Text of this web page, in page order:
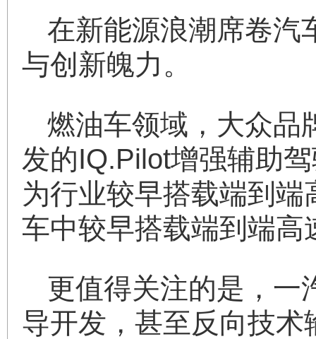
在新能源浪潮席卷汽
与创新魄力。
燃油车领域，大众品
发的IQ.Pilot增强辅助
为行业较早搭载端到
车中较早搭载端到端高
更值得关注的是，一
导开发，甚至反向技